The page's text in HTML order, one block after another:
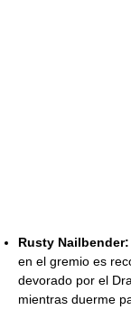
Rusty Nailbender:
en el gremio es
devorado por el
mientras duerme